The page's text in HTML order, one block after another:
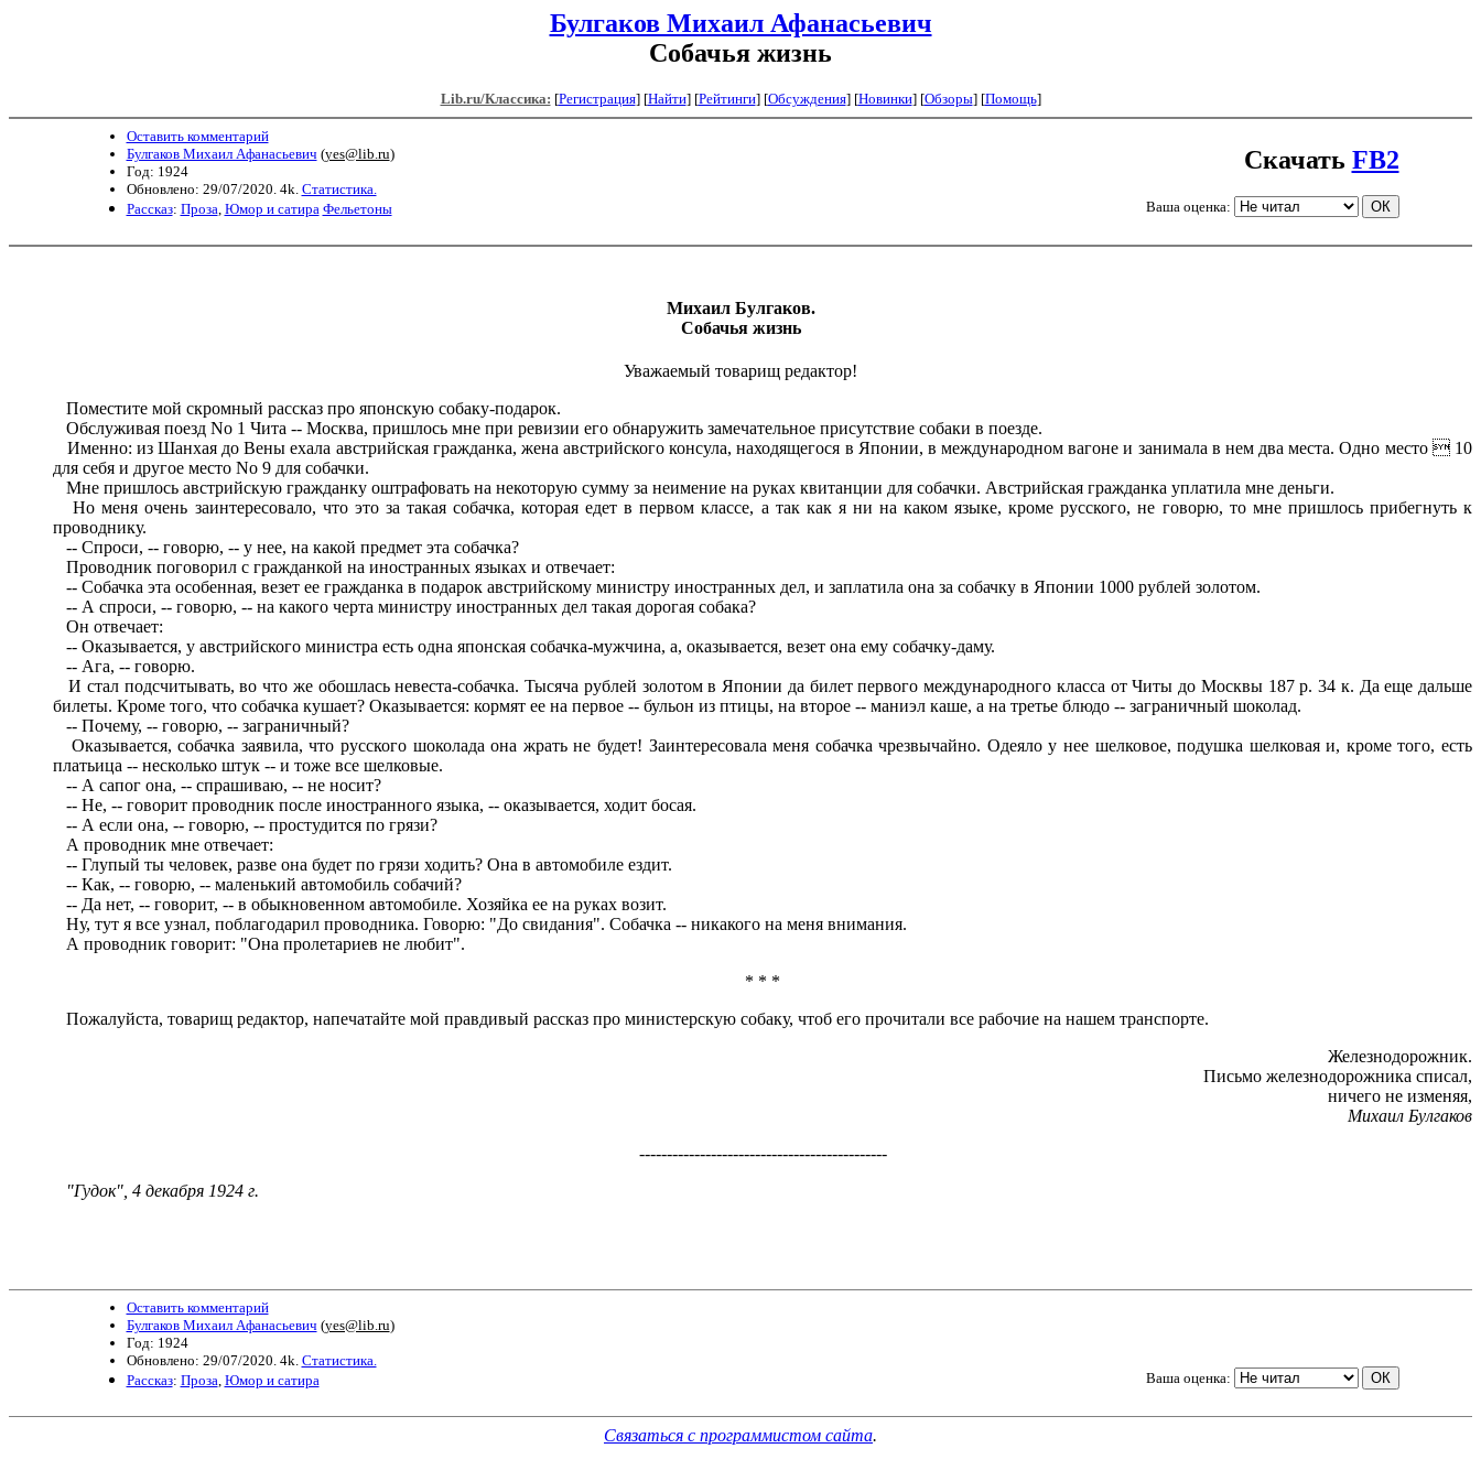
Булгаков Михаил Афанасьевич
Собачья жизнь
Lib.ru/Классика: [Регистрация] [Найти] [Рейтинги] [Обсуждения] [Новинки] [Обзоры] [Помощь]
Оставить комментарий
Булгаков Михаил Афанасьевич (yes@lib.ru)
Год: 1924
Обновлено: 29/07/2020. 4k. Статистика.
Рассказ: Проза Юмор и сатира Фельетоны
Скачать FB2
Ваша оценка:
Михаил Булгаков.
Собачья жизнь
Уважаемый товарищ редактор!
Поместите мой скромный рассказ про японскую собаку-подарок.
Обслуживая поезд No 1 Чита -- Москва, пришлось мне при ревизии его обнаружить замечательное присутствие собаки в поезде.
Именно: из Шанхая до Вены ехала австрийская гражданка, жена австрийского консула, находящегося в Японии, в международном вагоне и занимала в нем два места. Одно место  10
для себя и другое место No 9 для собачки.
Мне пришлось австрийскую гражданку оштрафовать на некоторую сумму за неимение на руках квитанции для собачки. Австрийская гражданка уплатила мне деньги.
Но меня очень заинтересовало, что это за такая собачка, которая едет в первом классе, а так как я ни на каком языке, кроме русского, не говорю, то мне пришлось прибегнуть к
проводнику.
-- Спроси, -- говорю, -- у нее, на какой предмет эта собачка?
Проводник поговорил с гражданкой на иностранных языках и отвечает:
-- Собачка эта особенная, везет ее гражданка в подарок австрийскому министру иностранных дел, и заплатила она за собачку в Японии 1000 рублей золотом.
-- А спроси, -- говорю, -- на какого черта министру иностранных дел такая дорогая собака?
Он отвечает:
-- Оказывается, у австрийского министра есть одна японская собачка-мужчина, а, оказывается, везет она ему собачку-даму.
-- Ага, -- говорю.
И стал подсчитывать, во что же обошлась невеста-собачка. Тысяча рублей золотом в Японии да билет первого международного класса от Читы до Москвы 187 р. 34 к. Да еще дальше
билеты. Кроме того, что собачка кушает? Оказывается: кормят ее на первое -- бульон из птицы, на второе -- маниэл каше, а на третье блюдо -- заграничный шоколад.
-- Почему, -- говорю, -- заграничный?
Оказывается, собачка заявила, что русского шоколада она жрать не будет! Заинтересовала меня собачка чрезвычайно. Одеяло у нее шелковое, подушка шелковая и, кроме того, есть
платьица -- несколько штук -- и тоже все шелковые.
-- А сапог она, -- спрашиваю, -- не носит?
-- Не, -- говорит проводник после иностранного языка, -- оказывается, ходит босая.
-- А если она, -- говорю, -- простудится по грязи?
А проводник мне отвечает:
-- Глупый ты человек, разве она будет по грязи ходить? Она в автомобиле ездит.
-- Как, -- говорю, -- маленький автомобиль собачий?
-- Да нет, -- говорит, -- в обыкновенном автомобиле. Хозяйка ее на руках возит.
Ну, тут я все узнал, поблагодарил проводника. Говорю: "До свидания". Собачка -- никакого на меня внимания.
А проводник говорит: "Она пролетариев не любит".
* * *
Пожалуйста, товарищ редактор, напечатайте мой правдивый рассказ про министерскую собаку, чтоб его прочитали все рабочие на нашем транспорте.
Железнодорожник.
Письмо железнодорожника списал,
ничего не изменяя,
Михаил Булгаков
---------------------------------------------
"Гудок", 4 декабря 1924 г.
Оставить комментарий
Булгаков Михаил Афанасьевич (yes@lib.ru)
Год: 1924
Обновлено: 29/07/2020. 4k. Статистика.
Рассказ: Проза, Юмор и сатира Ваша оценка:
Связаться с программистом сайта.